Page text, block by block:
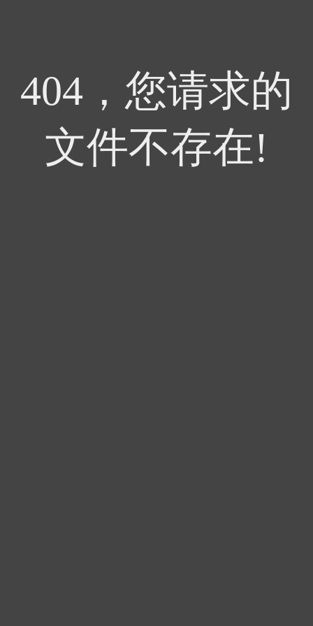
404，您请求的
文件不存在!